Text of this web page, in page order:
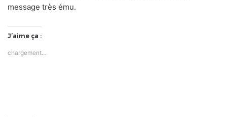
message très ému.
J’aime ça :
chargement…